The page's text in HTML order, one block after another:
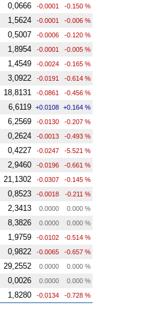
0,0666 -0.0001 -0.150 %
1,5624 -0.0001 -0.006 %
0,5007 -0.0006 -0.120 %
1,8954 -0.0001 -0.005 %
1,4549 -0.0024 -0.165 %
3,0922 -0.0191 -0.614 %
18,8131 -0.0861 -0.456 %
6,6119 +0.0108 +0.164 %
6,2569 -0.0130 -0.207 %
0,2624 -0.0013 -0.493 %
0,4227 -0.0247 -5.521 %
2,9460 -0.0196 -0.661 %
21,1302 -0.0307 -0.145 %
0,8523 -0.0018 -0.211 %
2,3413 0.0000 0.000 %
8,3826 0.0000 0.000 %
1,9759 -0.0102 -0.514 %
0,9822 -0.0065 -0.657 %
29,2552 0.0000 0.000 %
0,0026 0.0000 0.000 %
1,8280 -0.0134 -0.728 %